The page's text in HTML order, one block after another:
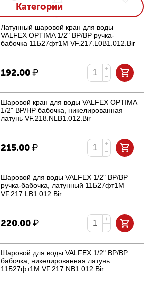
Категории
Латунный шаровой кран для воды
VALFEX OPTIMA 1/2" ВР/ВР ручка-
бабочка 11Б27фт1М VF.217.L0B1.012.Bir
192.00₽
+
−
Шаровой кран для воды VALFEX OPTIMA
1/2" ВР/НР бабочка, никелированная
латунь VF.218.NLB1.012.Bir
215.00₽
+
−
Шаровой для воды VALFEX 1/2" ВР/ВР
ручка-бабочка, латунный 11Б27фт1М
VF.217.LB1.012.Bir
220.00₽
+
−
Шаровой для воды VALFEX 1/2" ВР/ВР
бабочка, никелированная латунь
11Б27фт1М VF.217.NB1.012.Bir